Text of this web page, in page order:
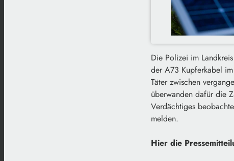
Die Polizei im
der A73 Kupferkabel
Täter zwischen
überwanden dafür die
Verdächtiges
melden.
Hier die